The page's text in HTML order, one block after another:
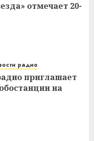
отмечает 20-
радио
приглашает
на